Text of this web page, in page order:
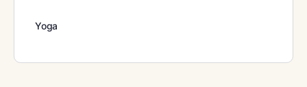
Yoga